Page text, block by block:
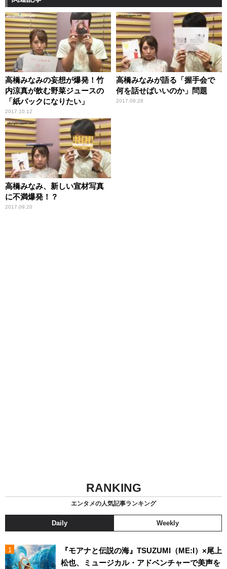
高橋みなみの妄想が爆発！竹
内涼真が飲む野菜ジュースの
「紙パックになりたい」
2017.10.12
高橋みなみが語る「握手会で
何を話せばいいのか」問題
2017.09.28
高橋みなみ、新しい宣材写真
に不満爆発！？
2017.09.20
RANKING
エンタメの人気記事ランキング
Daily Weekly
『モアナと伝説の海』TSUZUMI（ME:I）×尾上
松也、ミュージカル・アドベンチャーで美声を